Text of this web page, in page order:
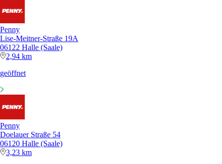
Penny
Lise-Meitner-Straße 19A
06122 Halle (Saale)
2,94 km
geöffnet
Penny
Doelauer Straße 54
06120 Halle (Saale)
3,23 km